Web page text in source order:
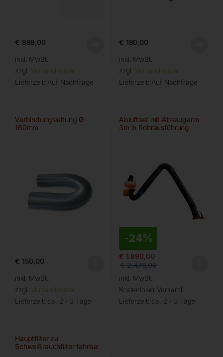
€ 888,00
inkl. MwSt.
zzgl. Versandkosten
Lieferzeit: Auf Nachfrage
€ 180,00
inkl. MwSt.
zzgl. Versandkosten
Lieferzeit: Auf Nachfrage
Verbindungsleitung Ø
160mm
€ 150,00
inkl. MwSt.
zzgl. Versandkosten
Lieferzeit: ca. 2 - 3 Tage
Abluftset mit Absaugarm
3m in Rohrausführung
-24%
€ 1.890,00
€2.478,00
inkl. MwSt.
Kostenloser Versand
Lieferzeit: ca. 2 - 3 Tage
Hauptfilter zu
Schweißrauchfilter fahrbar